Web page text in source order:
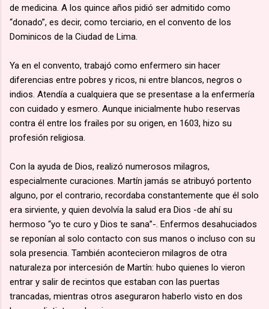
de medicina. A los quince años pidió ser admitido como
“donado”, es decir, como terciario, en el convento de los
Dominicos de la Ciudad de Lima.
Ya en el convento, trabajó como enfermero sin hacer
diferencias entre pobres y ricos, ni entre blancos, negros o
indios. Atendía a cualquiera que se presentase a la enfermería
con cuidado y esmero. Aunque inicialmente hubo reservas
contra él entre los frailes por su origen, en 1603, hizo su
profesión religiosa.
Con la ayuda de Dios, realizó numerosos milagros,
especialmente curaciones. Martín jamás se atribuyó portento
alguno, por el contrario, recordaba constantemente que él solo
era sirviente, y quien devolvía la salud era Dios -de ahí su
hermoso “yo te curo y Dios te sana”-. Enfermos desahuciados
se reponían al solo contacto con sus manos o incluso con su
sola presencia. También acontecieron milagros de otra
naturaleza por intercesión de Martín: hubo quienes lo vieron
entrar y salir de recintos que estaban con las puertas
trancadas, mientras otros aseguraron haberlo visto en dos